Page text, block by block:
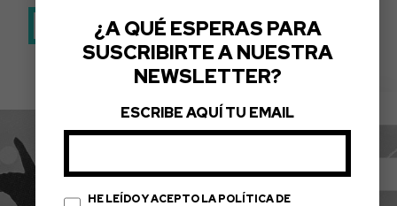
LEER MÁS
LA FÓRMULA DEL ÉXITO
¿A QUÉ ESPERAS PARA
SUSCRIBIRTE A NUESTRA
NEWSLETTER?
ESCRIBE AQUÍ TU EMAIL
HE LEÍDO Y ACEPTO LA POLÍTICA DE